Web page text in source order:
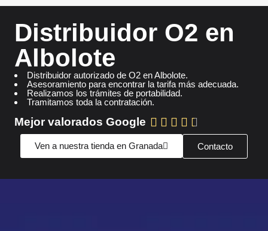
Distribuidor O2 en
Albolote
Distribuidor autorizado de O2 en Albolote.
Asesoramiento para encontrar la tarifa más adecuada.
Realizamos los trámites de portabilidad.
Tramitamos toda la contratación.
Mejor valorados Google     
Ven a nuestra tienda en Granada Contacto